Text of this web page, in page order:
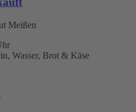
Meißen
Wasser, Brot & Käse